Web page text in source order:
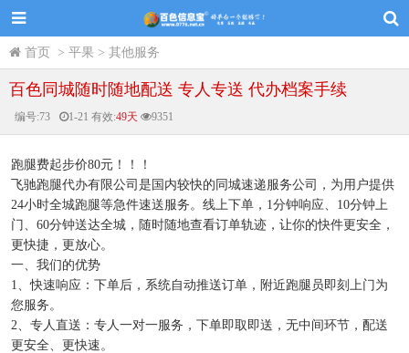
首页 > 平果 > 其他服务
百色同城随时随地配送 专人专送 代办档案手续
编号:73 1-21 有效:49天 9351
跑腿费起步价80元！！！
飞驰跑腿代办有限公司是国内较快的同城速递服务公司，为用户提供
24小时全城跑腿等急件速送服务。线上下单，1分钟响应、10分钟上
门、60分钟送达全城，随时随地查看订单轨迹，让你的快件更安全，
更快捷，更放心。
一、我们的优势
1、快速响应：下单后，系统自动推送订单，附近跑腿员即刻上门为
您服务。
2、专人直送：专人一对一服务，下单即取即送，无中间环节，配送
更安全、更快速。